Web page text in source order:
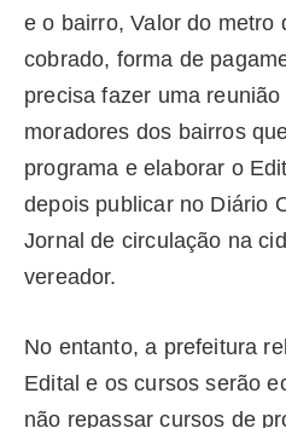
e o bairro, Valor do metro
cobrado, forma de
precisa fazer uma
moradores dos bairros
programa e elaborar o
depois publicar no Diário
Jornal de circulação na
vereador.
No entanto, a prefeitura
Edital e os cursos serão
não repassar cursos de